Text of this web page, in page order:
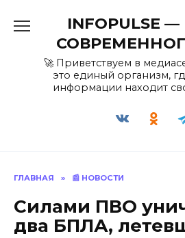
содержанию
INFOPULSE
🚀 Приветствуем в
это единый организм,
информации находит
ГЛАВНАЯ » 📰 НОВОСТИ
Силами ПВО
два БПЛА,